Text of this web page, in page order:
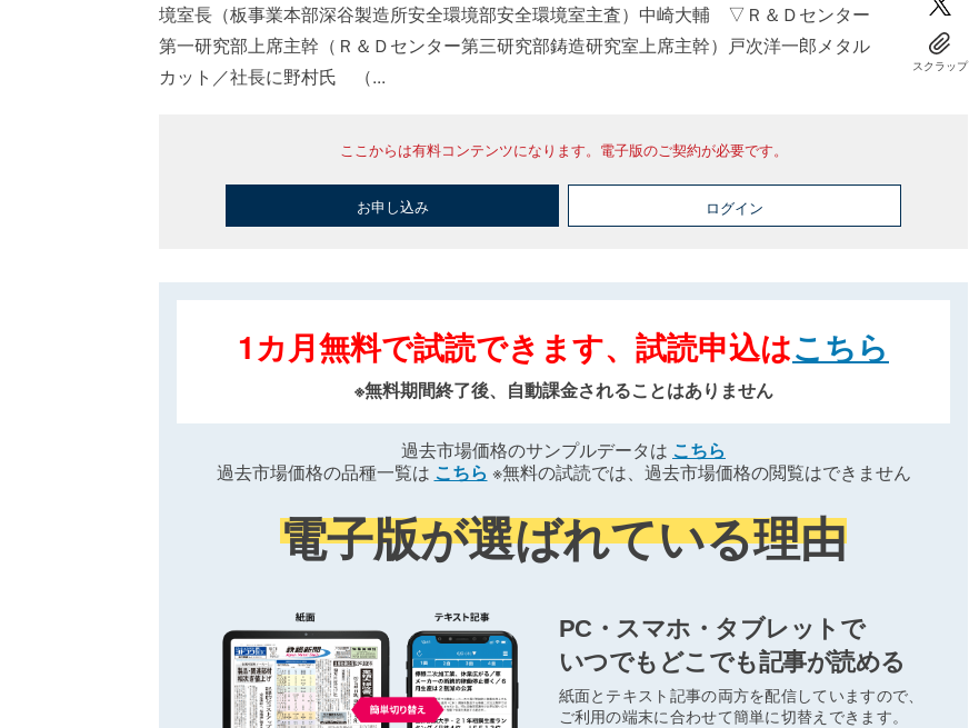
境室長（板事業本部深谷製造所安全環境部安全環境室主査）中崎大輔 ▽Ｒ＆Ｄセンター
第一研究部上席主幹（Ｒ＆Ｄセンター第三研究部鋳造研究室上席主幹）戸次洋一郎メタル
カット／社長に野村氏 （...
スクラップ
ここからは有料コンテンツになります。電子版のご契約が必要です。
お申し込み ログイン
1カ月無料で試読できます、試読申込はこちら
※無料期間終了後、自動課金されることはありません
過去市場価格のサンプルデータは こちら
過去市場価格の品種一覧は こちら ※無料の試読では、過去市場価格の閲覧はできません
電子版が選ばれている理由
PC・スマホ・タブレットで
いつでもどこでも記事が読める
紙面とテキスト記事の両方を配信していますので、
ご利用の端末に合わせて簡単に切替えできます。